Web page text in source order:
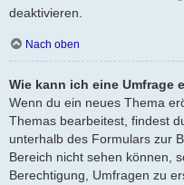
deaktivieren.
Nach oben
Wie kann ich eine Umfrage
Wenn du ein neues Thema
Themas bearbeitest, findest
unterhalb des Formulars zur
Bereich nicht sehen können,
Berechtigung, Umfragen zu